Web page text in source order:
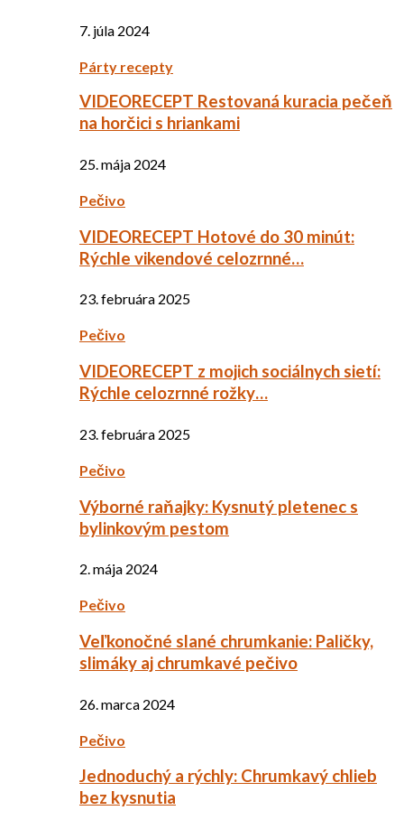
7. júla 2024
Párty recepty
VIDEORECEPT Restovaná kuracia pečeň
na horčici s hriankami
25. mája 2024
Pečivo
VIDEORECEPT Hotové do 30 minút:
Rýchle vikendové celozrnné…
23. februára 2025
Pečivo
VIDEORECEPT z mojich sociálnych sietí:
Rýchle celozrnné rožky…
23. februára 2025
Pečivo
Výborné raňajky: Kysnutý pletenec s
bylinkovým pestom
2. mája 2024
Pečivo
Veľkonočné slané chrumkanie: Paličky,
slimáky aj chrumkavé pečivo
26. marca 2024
Pečivo
Jednoduchý a rýchly: Chrumkavý chlieb
bez kysnutia